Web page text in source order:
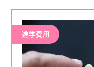
進学費用